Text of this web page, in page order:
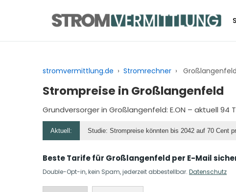
stromvermittlung.de › Stromrechner ›
Strompreise in Großlangenfeld
Grundversorger in Großlangenfeld: E.ON – aktuell 94
Aktuell: Studie: Strompreise könnten bis 2042 auf 70 Cent
Beste Tarife für Großlangenfeld per E-Mail
Double-Opt-in, kein Spam, jederzeit abbestellbar. Datenschutz